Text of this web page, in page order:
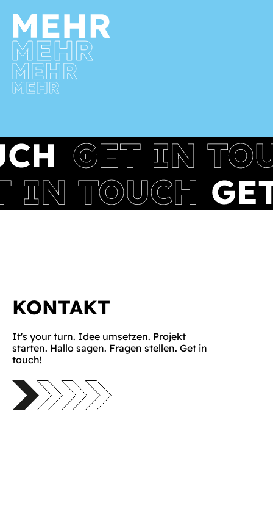
KONTAKT
It's your turn. Idee umsetzen. Projekt
starten. Hallo sagen. Fragen stellen. Get in
touch!